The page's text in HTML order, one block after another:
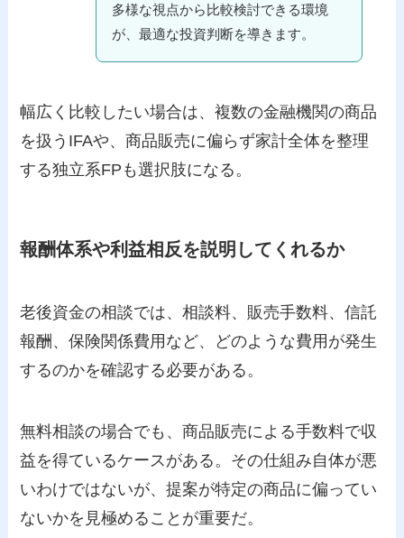
多様な視点から比較検討できる環境
が、最適な投資判断を導きます。
幅広く比較したい場合は、複数の金融機関の商品
を扱うIFAや、商品販売に偏らず家計全体を整理
する独立系FPも選択肢になる。
報酬体系や利益相反を説明してくれるか
老後資金の相談では、相談料、販売手数料、信託
報酬、保険関係費用など、どのような費用が発生
するのかを確認する必要がある。
無料相談の場合でも、商品販売による手数料で収
益を得ているケースがある。その仕組み自体が悪
いわけではないが、提案が特定の商品に偏ってい
ないかを見極めることが重要だ。